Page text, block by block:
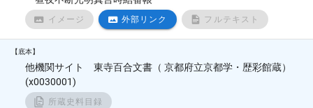
イメージ 外部リンク フルテキスト
【底本】
他機関サイト 東寺百合文書（ 京都府立京都学・歴彩館蔵）
(x0030001)
所蔵史料目録